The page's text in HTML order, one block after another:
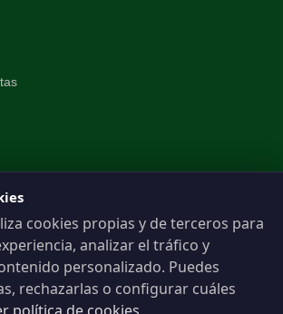
Barrio
cookies propias y de terceros para
analizar el tráfico y
personalizado. Puedes
rechazarlas o configurar cuáles